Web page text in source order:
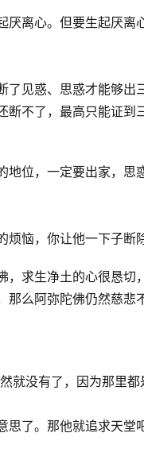
厌离心。但要生起厌
了见惑、思惑才能够
不了，最高只能证到
地位，一定要出家，
恼，你让他一下子断
，求生净土的心很恳
那么阿弥陀佛仍然慈
就没有了，因为那里
思了。那他就追求天